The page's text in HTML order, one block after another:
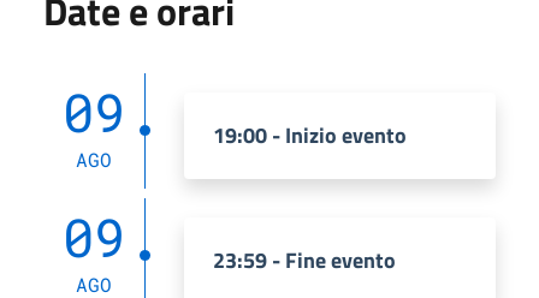
09
AGO
19:00 - Inizio evento
09
AGO
23:59 - Fine evento